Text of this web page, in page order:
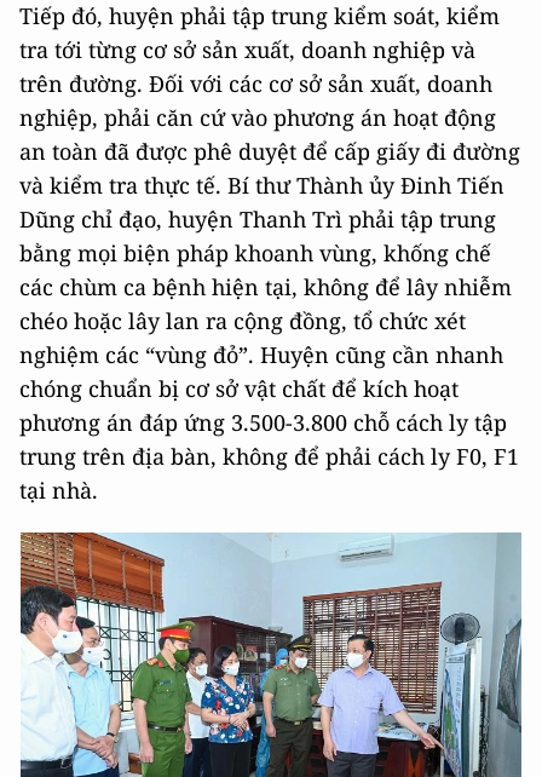
Tiếp đó, huyện phải tập trung kiểm soát, kiểm
tra tới từng cơ sở sản xuất, doanh nghiệp và
trên đường. Đối với các cơ sở sản xuất, doanh
nghiệp, phải căn cứ vào phương án hoạt động
an toàn đã được phê duyệt để cấp giấy đi đường
và kiểm tra thực tế. Bí thư Thành ủy Đinh Tiến
Dũng chỉ đạo, huyện Thanh Trì phải tập trung
bằng mọi biện pháp khoanh vùng, khống chế
các chùm ca bệnh hiện tại, không để lây nhiễm
chéo hoặc lây lan ra cộng đồng, tổ chức xét
nghiệm các “vùng đỏ”. Huyện cũng cần nhanh
chóng chuẩn bị cơ sở vật chất để kích hoạt
phương án đáp ứng 3.500-3.800 chỗ cách ly tập
trung trên địa bàn, không để phải cách ly F0, F1
tại nhà.